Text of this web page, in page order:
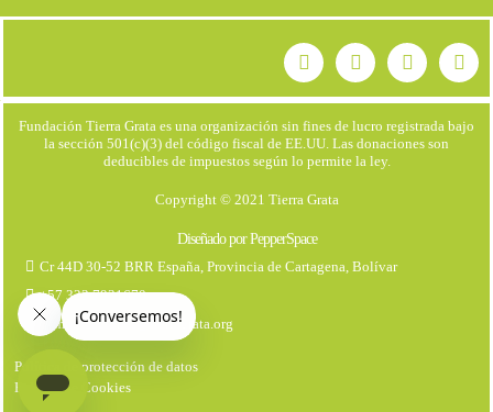
Fundación Tierra Grata es una organización sin fines de lucro registrada bajo
la sección 501(c)(3) del código fiscal de EE.UU. Las donaciones son
deducibles de impuestos según lo permite la ley.
Copyright © 2021 Tierra Grata
Diseñado por PepperSpace
Cr 44D 30-52 BRR España, Provincia de Cartagena, Bolívar
+57 323 7931670
comunicaciones@tierragrata.org
Política de protección de datos
Politica de Cookies